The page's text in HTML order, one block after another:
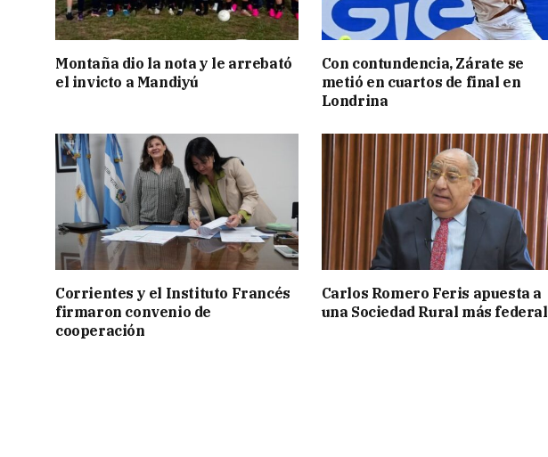
Montaña dio la nota y le arrebató
el invicto a Mandiyú
Con contundencia, Zárate se
metió en cuartos de final en
Londrina
Corrientes y el Instituto Francés
firmaron convenio de
cooperación
Carlos Romero Feris apuesta a
una Sociedad Rural más federal